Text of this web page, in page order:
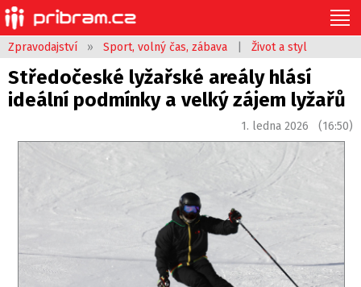
Zpravodajství » Sport, volný čas, zábava Život a styl
Středočeské lyžařské areály hlásí
ideální podmínky a velký zájem lyžařů
1. ledna 2026 (16:50)